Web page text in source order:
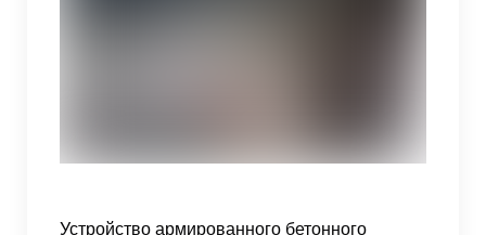
Устройство армированного бетонного